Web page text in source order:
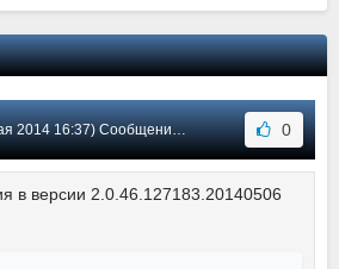
2014 16:37) Сообщение #29 0
в версии 2.0.46.127183.20140506